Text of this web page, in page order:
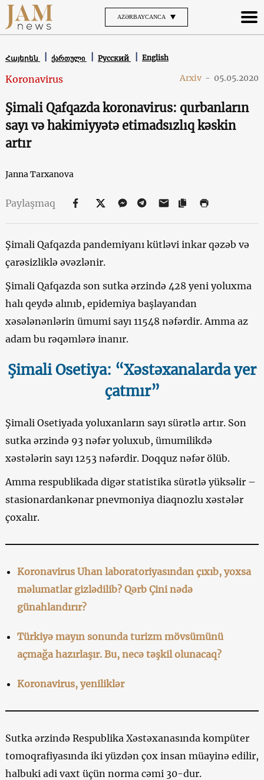
AZƏRBAYCANCA
Հայերեն ქართული Русский English
Koronavirus Arxiv - 05.05.2020
Şimali Qafqazda koronavirus: qurbanların
sayı və hakimiyyətə etimadsızlıq kəskin
artır
Janna Tarxanova
Paylaşmaq
Şimali Qafqazda pandemiyanı kütləvi inkar qəzəb və
çarəsizliklə əvəzlənir.
Şimali Qafqazda son sutka ərzində 428 yeni yoluxma
halı qeydə alınıb, epidemiya başlayandan
xəsələnənlərin ümumi sayı 11548 nəfərdir. Amma az
adam bu rəqəmlərə inanır.
Şimali Osetiya: “Xəstəxanalarda yer
çatmır”
Şimali Osetiyada yoluxanların sayı sürətlə artır. Son
sutka ərzində 93 nəfər yoluxub, ümumilikdə
xəstələrin sayı 1253 nəfərdir. Doqquz nəfər ölüb.
Amma respublikada digər statistika sürətlə yüksəlir –
stasionardankənar pnevmoniya diaqnozlu xəstələr
çoxalır.
Koronavirus Uhan laboratoriyasından çıxıb, yoxsa
məlumatlar gizlədilib? Qərb Çini nədə
günahlandırır?
Türkiyə mayın sonunda turizm mövsümünü
açmağa hazırlaşır. Bu, necə təşkil olunacaq?
Koronavirus, yeniliklər
Sutka ərzində Respublika Xəstəxanasında kompüter
tomoqrafiyasında iki yüzdən çox insan müayinə edilir,
halbuki adi vaxt üçün norma cəmi 30-dur.